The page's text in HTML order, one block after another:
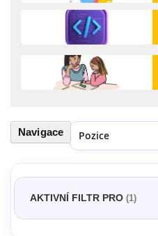
Seřadit podle
Navigace
AKTIVNÍ FILTR PRO